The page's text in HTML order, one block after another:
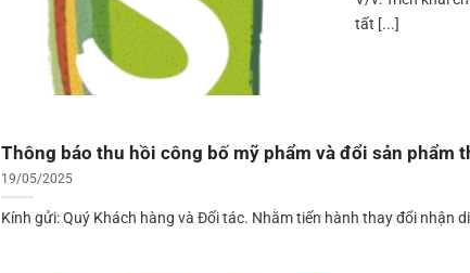
tất [...]
Thông báo thu hồi công bố mỹ phẩm và đổi sản phẩm
19/05/2025
Kính gửi: Quý Khách hàng và Đối tác. Nhằm tiến hành thay đổi nhận